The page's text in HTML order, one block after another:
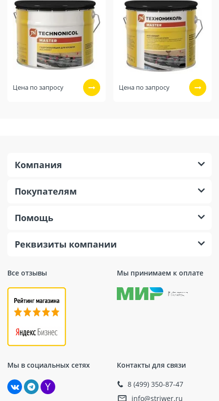
Цена по запросу Цена по запросу
Все отзывы Мы принимаем к оплате
Мы в социальных сетях Контакты для связи
8 (499) 350-87-47
info@striwer.ru
Компания
Покупателям
Помощь
Реквизиты компании